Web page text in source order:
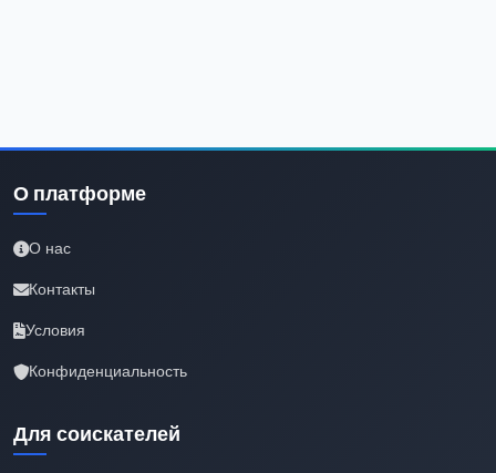
О платформе
О нас
Контакты
Условия
Конфиденциальность
Для соискателей